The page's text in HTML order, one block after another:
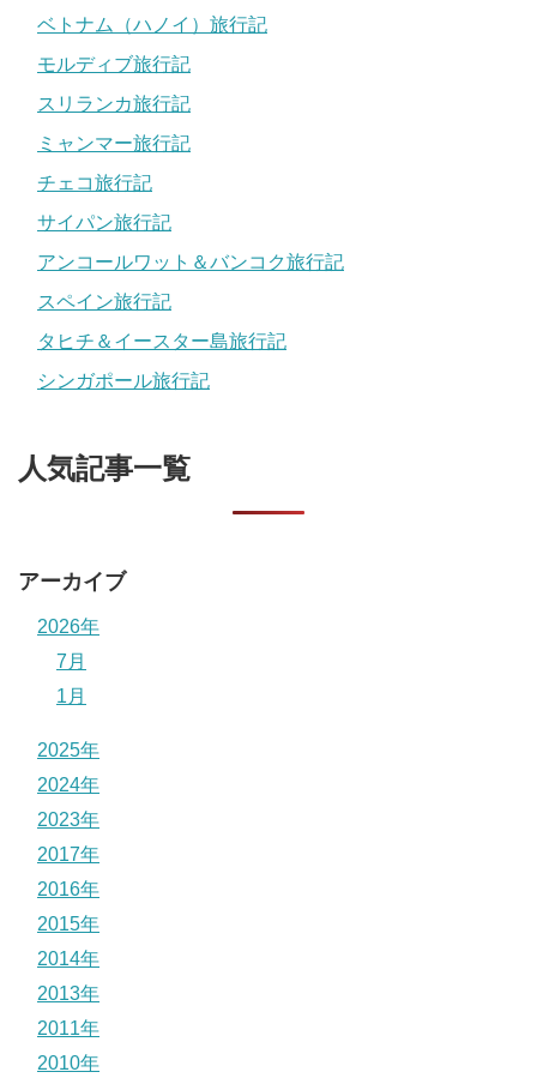
ベトナム（ハノイ）旅行記
モルディブ旅行記
スリランカ旅行記
ミャンマー旅行記
チェコ旅行記
サイパン旅行記
アンコールワット＆バンコク旅行記
スペイン旅行記
タヒチ＆イースター島旅行記
シンガポール旅行記
人気記事一覧
アーカイブ
2026年
7月
1月
2025年
2024年
2023年
2017年
2016年
2015年
2014年
2013年
2011年
2010年